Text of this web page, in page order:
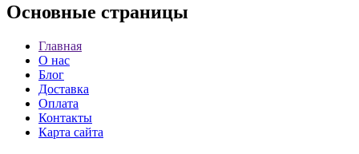
Основные страницы
Главная
О нас
Блог
Доставка
Оплата
Контакты
Карта сайта